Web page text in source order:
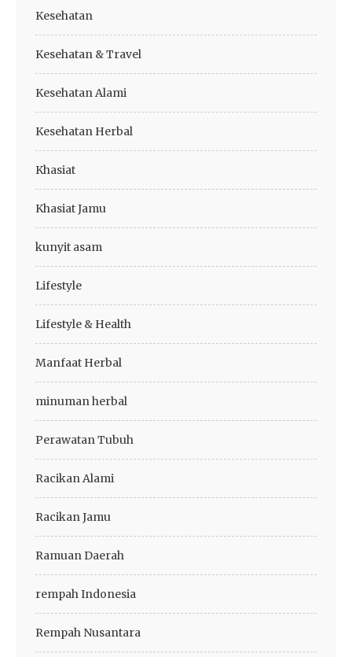
Kesehatan
Kesehatan & Travel
Kesehatan Alami
Kesehatan Herbal
Khasiat
Khasiat Jamu
kunyit asam
Lifestyle
Lifestyle & Health
Manfaat Herbal
minuman herbal
Perawatan Tubuh
Racikan Alami
Racikan Jamu
Ramuan Daerah
rempah Indonesia
Rempah Nusantara